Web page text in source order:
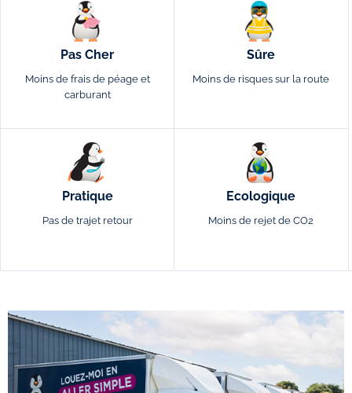
Pas Cher
Moins de frais de péage et
carburant
Sûre
Moins de risques sur la route
Pratique
Pas de trajet retour
Ecologique
Moins de rejet de CO2